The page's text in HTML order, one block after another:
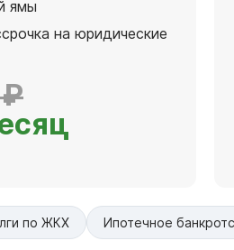
ямы
на юридические
по ЖКХ Ипотечное